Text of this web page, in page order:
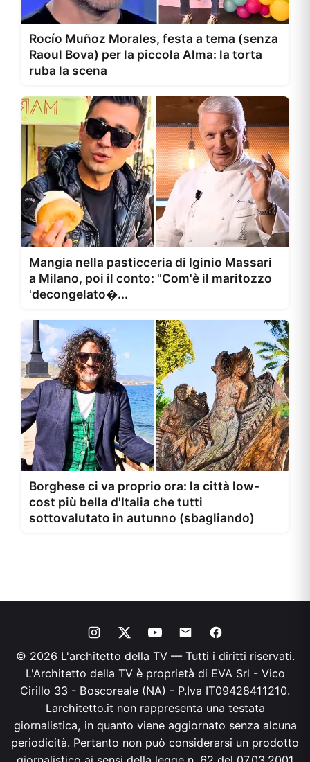
Rocío Muñoz Morales, festa a tema (senza
Raoul Bova) per la piccola Alma: la torta
ruba la scena
Mangia nella pasticceria di Iginio Massari
a Milano, poi il conto: "Com'è il maritozzo
'decongelato�...
Borghese ci va proprio ora: la città low-
cost più bella d'Italia che tutti
sottovalutato in autunno (sbagliando)
© 2026 L'architetto della TV — Tutti i diritti riservati.
L'Architetto della TV è proprietà di EVA Srl - Vico
Cirillo 33 - Boscoreale (NA) - P.Iva IT09428411210.
Larchitetto.it non rappresenta una testata
giornalistica, in quanto viene aggiornato senza alcuna
periodicità. Pertanto non può considerarsi un prodotto